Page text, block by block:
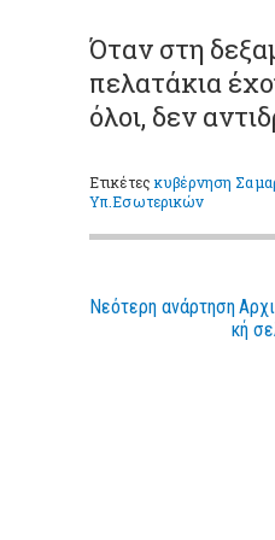
Όταν στη
πελατάκια
όλοι, δεν
Ετικέτεςκυβέρνηση
Υπ.Εσωτερικών
Νεότερη ανάρτησηΑρχι
κή